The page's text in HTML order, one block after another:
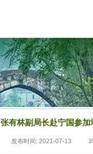
张有林副局长赴宁国参
发布时间: 2021-07-13